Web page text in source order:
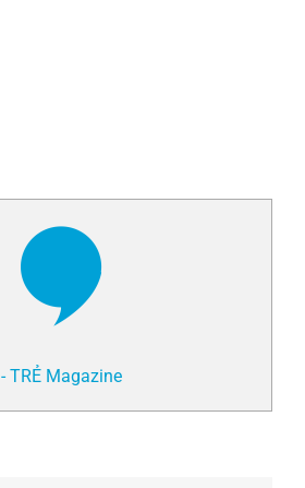
- TRẺ Magazine